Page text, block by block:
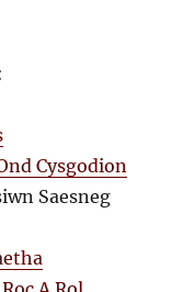
Cysgodion
Saesneg